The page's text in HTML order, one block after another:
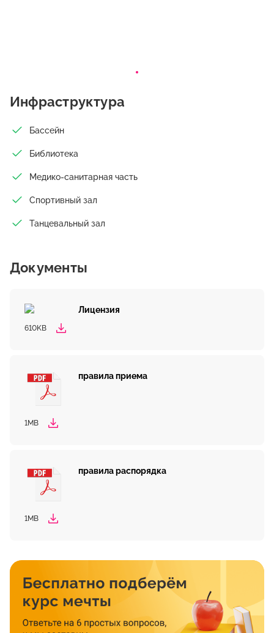
Инфраструктура
Бассейн
Библиотека
Медико-санитарная часть
Спортивный зал
Танцевальный зал
Документы
Лицензия
610KB
правила приема
1MB
правила распорядка
1MB